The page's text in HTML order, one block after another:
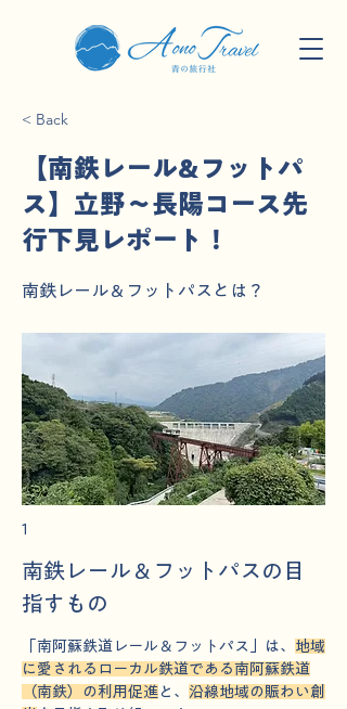
< Back
【南鉄レール&フットパ
ス】立野〜長陽コース先
行下見レポート！
南鉄レール＆フットパスとは？
1
南鉄レール＆フットパスの目
指すもの
「南阿蘇鉄道レール＆フットパス」は、 地域
に愛されるローカル鉄道である南阿蘇鉄道
（南鉄）の利用促進と、 沿線地域の賑わい創